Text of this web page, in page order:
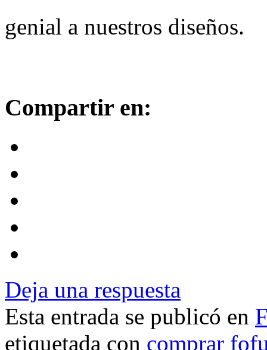
genial a nuestros diseños.
Compartir en:
Deja una respuesta
Esta entrada se publicó en
etiquetada con comprar